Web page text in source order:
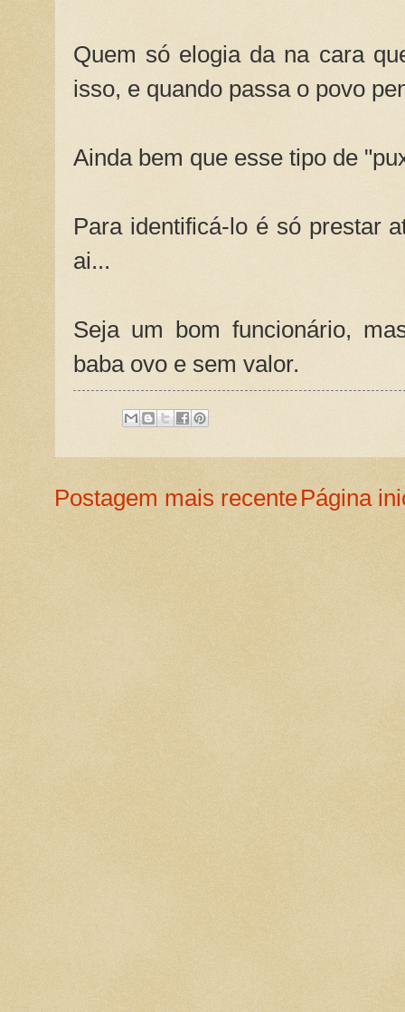
Quem só elogia da na cara
isso, e quando passa o povo
Ainda bem que esse tipo de
Para identificá-lo é só prestar
ai...
Seja um bom funcionário,
baba ovo e sem valor.
Postagem mais recentePágina